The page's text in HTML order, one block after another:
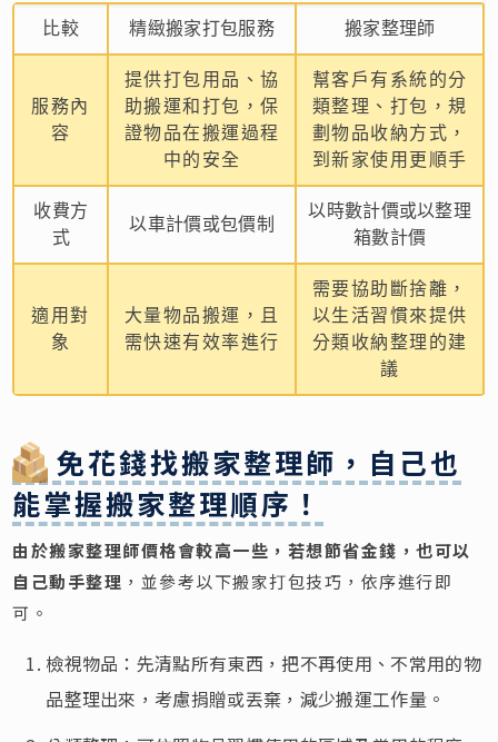
比較 精緻搬家打包服務 搬家整理師
服務內
容
提供打包用品、協
助搬運和打包，保
證物品在搬運過程
中的安全
幫客戶有系統的分
類整理、打包，規
劃物品收納方式，
到新家使用更順手
收費方
式
以車計價或包價制
以時數計價或以整理
箱數計價
適用對
象
大量物品搬運，且
需快速有效率進行
需要協助斷捨離，
以生活習慣來提供
分類收納整理的建
議
免花錢找搬家整理師，自己也
能掌握搬家整理順序！
由於搬家整理師價格會較高一些，若想節省金錢，也可以
自己動手整理 ，並參考以下搬家打包技巧，依序進行即
可。
檢視物品：先清點所有東西，把不再使用、不常用的物
品整理出來，考慮捐贈或丟棄，減少搬運工作量。